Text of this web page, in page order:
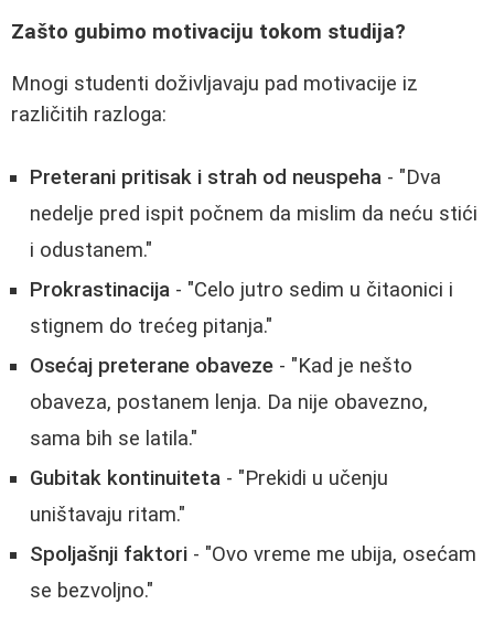
Zašto gubimo motivaciju tokom studija?
Mnogi studenti doživljavaju pad motivacije iz
različitih razloga:
Preterani pritisak i strah od neuspeha - "Dva
nedelje pred ispit počnem da mislim da neću stići
i odustanem."
Prokrastinacija - "Celo jutro sedim u čitaonici i
stignem do trećeg pitanja."
Osećaj preterane obaveze - "Kad je nešto
obaveza, postanem lenja. Da nije obavezno,
sama bih se latila."
Gubitak kontinuiteta - "Prekidi u učenju
uništavaju ritam."
Spoljašnji faktori - "Ovo vreme me ubija, osećam
se bezvoljno."